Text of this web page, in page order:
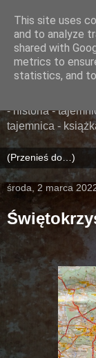
.........
książka -
- historia -
tajemnica -
środa, 2 marca
This site uses
and to analyze
shared with
metrics to
statistics, and